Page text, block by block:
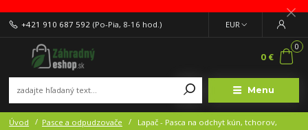
Menu
EUR
+421 910 687 592 (Po-Pia, 8-16 hod.)
0
0 €
Úvod Pasce a odpudzovače
Lapač - Pasca na odchyt kún, tchorov,